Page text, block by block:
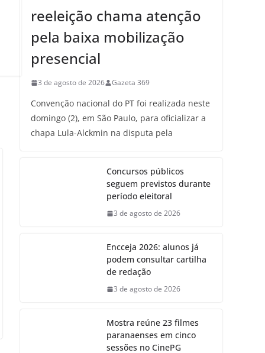
reeleição chama atenção
pela baixa mobilização
presencial
3 de agosto de 2026 Gazeta 369
Convenção nacional do PT foi realizada neste
domingo (2), em São Paulo, para oficializar a
chapa Lula-Alckmin na disputa pela
Concursos públicos
seguem previstos durante
período eleitoral
3 de agosto de 2026
Encceja 2026: alunos já
podem consultar cartilha
de redação
3 de agosto de 2026
Mostra reúne 23 filmes
paranaenses em cinco
sessões no CinePG